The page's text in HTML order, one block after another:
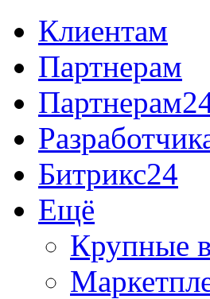
Клиентам
Партнерам
Битрикс24
Ещё
Крупные